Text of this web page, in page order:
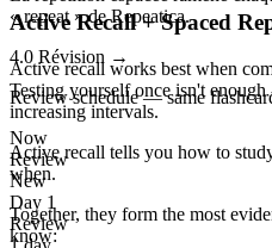
Active Recall + Spaced
Active recall works best when
Testing yourself once isn't
increasing intervals.
Active recall tells you how to
when.
Together, they form the most
know:
« repeat » de Repeatica.
4.0 Révision →
Review schedule — same
Now
Review
New
Day 1
Review